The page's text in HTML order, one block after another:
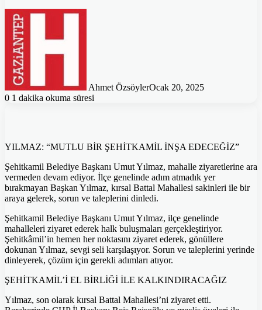
Ahmet ÖzsöylerOcak 20, 2025
0 1 dakika okuma süresi
YILMAZ: “MUTLU BİR ŞEHİTKAMİL İNŞA EDECEĞİZ”
Şehitkamil Belediye Başkanı Umut Yılmaz, mahalle ziyaretlerine ara
vermeden devam ediyor. İlçe genelinde adım atmadık yer
bırakmayan Başkan Yılmaz, kırsal Battal Mahallesi sakinleri ile bir
araya gelerek, sorun ve taleplerini dinledi.
Şehitkamil Belediye Başkanı Umut Yılmaz, ilçe genelinde
mahalleleri ziyaret ederek halk buluşmaları gerçekleştiriyor.
Şehitkâmil’in hemen her noktasını ziyaret ederek, gönüllere
dokunan Yılmaz, sevgi seli karşılaşıyor. Sorun ve taleplerini yerinde
dinleyerek, çözüm için gerekli adımları atıyor.
ŞEHİTKAMİL’İ EL BİRLİĞİ İLE KALKINDIRACAĞIZ
Yılmaz, son olarak kırsal Battal Mahallesi’ni ziyaret etti.